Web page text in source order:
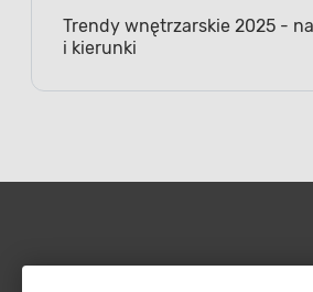
Trendy wnętrzarskie 2025 -
i kierunki